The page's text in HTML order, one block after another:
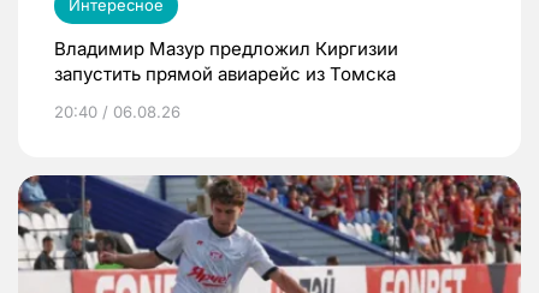
Интересное
Владимир Мазур предложил Киргизии
запустить прямой авиарейс из Томска
20:40 / 06.08.26